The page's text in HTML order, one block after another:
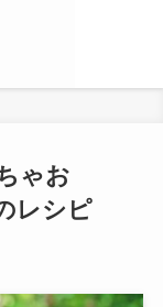
ゃお
レシピ